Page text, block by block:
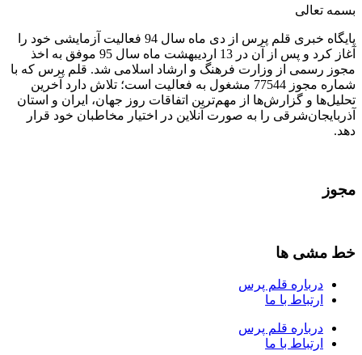
بسمه تعالی
پایگاه خبری قلم پرس از دی ماه سال 94 فعالیت آزمایشی خود را
آغاز کرد و پس از آن در 13 اردیبهشت ماه سال 95 موفق به اخذ
مجوز رسمی از وزارت فرهنگ و ارشاد اسلامی شد. قلم پرس که با
شماره مجوز 77544 مشغول به فعالیت است؛ تلاش دارد آخرین
تحلیل‌ها و گزارش‌ها از مهم‌ترین اتفاقات روز جهان، ایران و استان
آذربایجان‌شرقی را به صورت آنلاین در اختیار مخاطبان خود قرار
دهد.
مجوز
خط مشی ها
درباره قلم پرس
ارتباط با ما
درباره قلم پرس
ارتباط با ما